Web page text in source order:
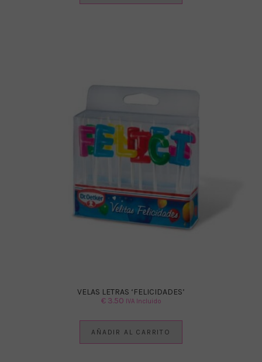
VELAS LETRAS ‘FELICIDADES’
€3.50 IVA Incluido
AÑADIR AL CARRITO